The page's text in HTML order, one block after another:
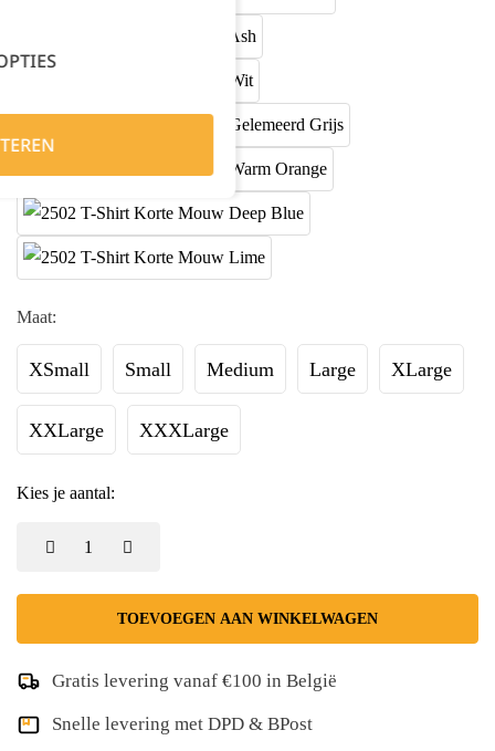
Maat:
XSmall Small Medium Large XLarge
XXLarge XXXLarge
Kies je aantal:
TOEVOEGEN AAN WINKELWAGEN
Gratis levering vanaf €100 in België
Snelle levering met DPD & BPost